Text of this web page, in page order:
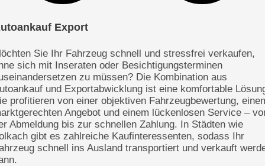
Export
Sie Ihr Fahrzeug schnell und stressfrei verkaufen,
sich mit Inseraten oder Besichtigungsterminen
zu müssen? Die Kombination aus
und Exportabwicklung ist eine komfortable
profitieren von einer objektiven Fahrzeugbewertung,
Angebot und einem lückenlosen Service –
Abmeldung bis zur schnellen Zahlung. In Städten wie
gibt es zahlreiche Kaufinteressenten, sodass Ihr
schnell ins Ausland transportiert und verkauft